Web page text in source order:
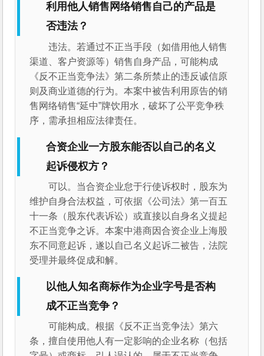
利用他人销售网络销售自己的产品是
否违法？
违法。若通过不正当手段（如借用他人销售
渠道、客户资源等）销售自身产品，可能构成
《反不正当竞争法》第二条所禁止的违反诚信原
则及商业道德的行为。本案中被告利用原告的销
售网络销售“延中”牌饮用水，破坏了公平竞争秩
序，需承担相应法律责任。
合资企业一方股东能否以自己的名义
起诉侵权方？
可以。当合资企业怠于行使诉权时，股东为
维护自身合法权益，可依据《公司法》第一百五
十一条（股东代表诉讼）或直接以自身名义提起
不正当竞争之诉。本案中港商因合资企业上海股
东不同意起诉，遂以自己名义起诉二被告，法院
受理并最终促成和解。
以他人知名商标作为企业字号是否构
成不正当竞争？
可能构成。根据《反不正当竞争法》第六
条，擅自使用他人有一定影响的企业名称（包括